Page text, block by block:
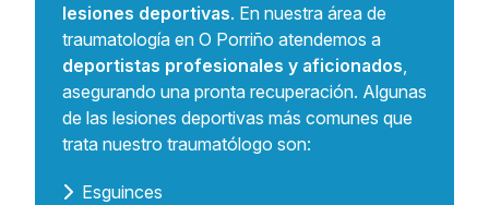
lesiones deportivas. En nuestra área de
traumatología en O Porriño atendemos a
deportistas profesionales y aficionados,
asegurando una pronta recuperación. Algunas
de las lesiones deportivas más comunes que
trata nuestro traumatólogo son:
Esguinces